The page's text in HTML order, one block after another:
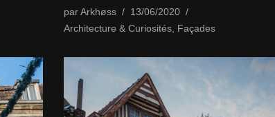
parArkhøss
13/06/2020
Architecture & Curiosités, Façades